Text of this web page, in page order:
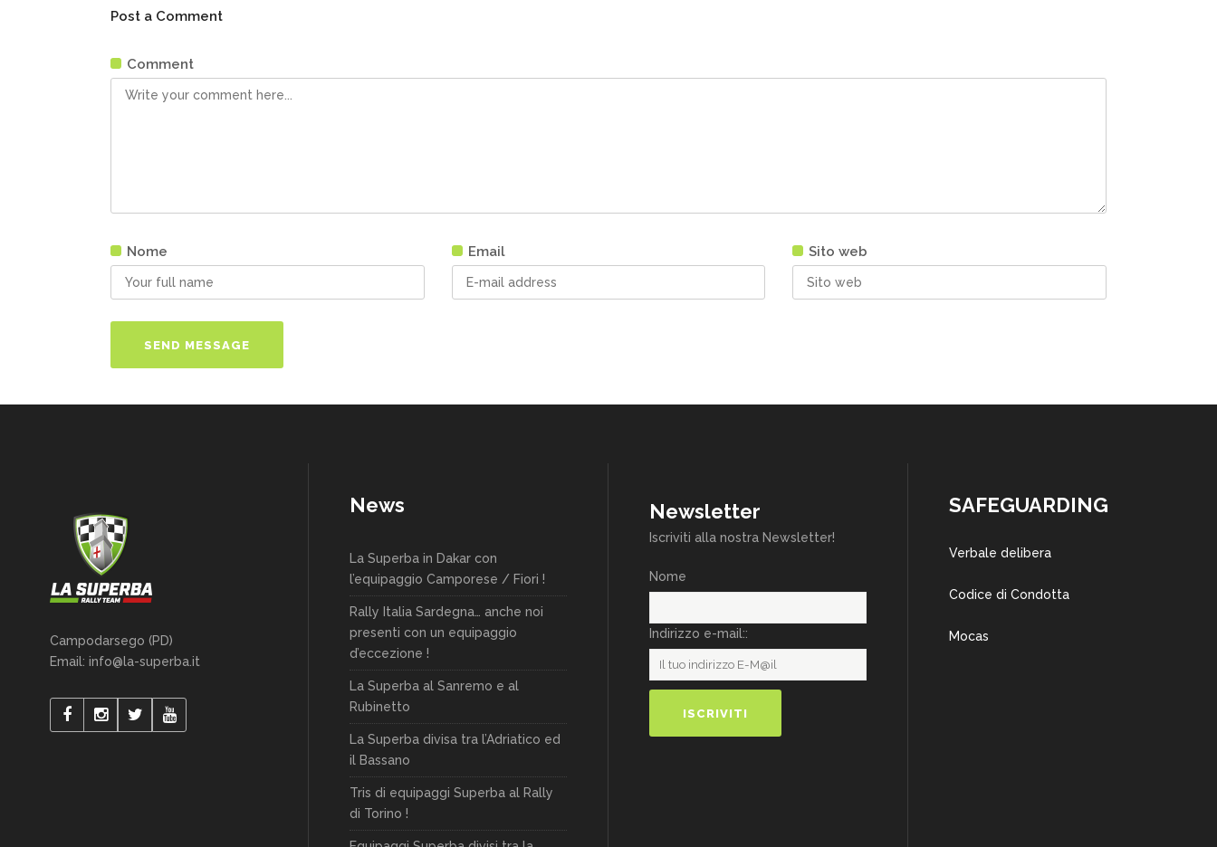
Post a Comment
Comment
Nome Email Sito web
Campodarsego (PD)
Email: info@la-superba.it
News
La Superba in Dakar con
l’equipaggio Camporese / Fiori !
Rally Italia Sardegna… anche noi
presenti con un equipaggio
d’eccezione !
La Superba al Sanremo e al
Rubinetto
La Superba divisa tra l’Adriatico ed
il Bassano
Tris di equipaggi Superba al Rally
di Torino !
Newsletter
Iscriviti alla nostra Newsletter!
Nome
Indirizzo e-mail::
SAFEGUARDING
Verbale delibera
Codice di Condotta
Mocas